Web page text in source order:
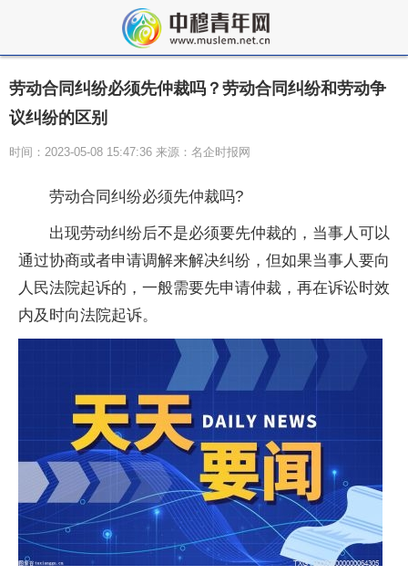
劳动合同纠纷必须先仲裁吗？劳动合同纠纷和劳动争
议纠纷的区别
时间：2023-05-08 15:47:36 来源：名企时报网
劳动合同纠纷必须先仲裁吗?
出现劳动纠纷后不是必须要先仲裁的，当事人可以
通过协商或者申请调解来解决纠纷，但如果当事人要向
人民法院起诉的，一般需要先申请仲裁，再在诉讼时效
内及时向法院起诉。